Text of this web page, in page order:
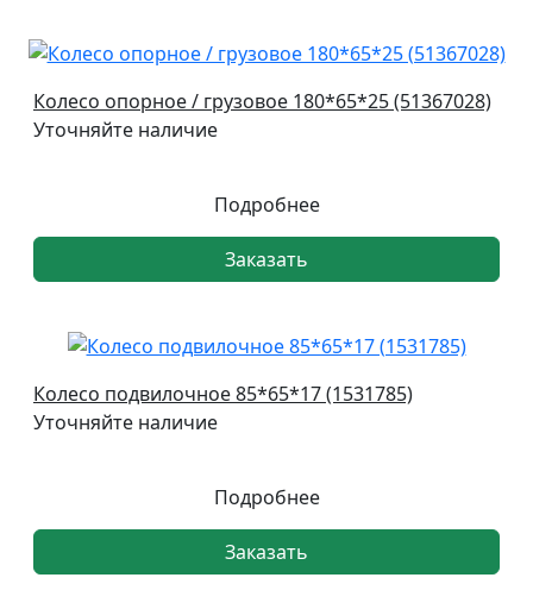
Колесо опорное / грузовое 180*65*25 (51367028)
Уточняйте наличие
Подробнее
Заказать
Колесо подвилочное 85*65*17 (1531785)
Уточняйте наличие
Подробнее
Заказать